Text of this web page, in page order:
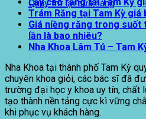
Quay trở lại cửa hàng
Trám Răng tại Tam Kỳ giá
Giá niềng răng trong suốt
lần là bao nhiêu?
Nha Khoa Lâm Tú – Tam
Nha Khoa tại thành phố Tam Kỳ
chuyên khoa giỏi, các bác sĩ đã
trường đại học y khoa uy tín, chất
tạo thành nền tảng cực kì vững
khi phục vụ khách hàng.